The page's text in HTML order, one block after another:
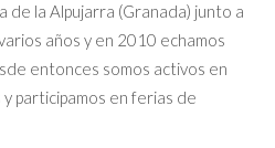
de la Alpujarra (Granada) junto a
años y en 2010 echamos
entonces somos activos en
participamos en ferias de